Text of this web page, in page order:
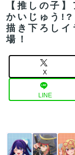
【推しの子
かいじゅう!?
描き下ろしイ
場！
X
LINE